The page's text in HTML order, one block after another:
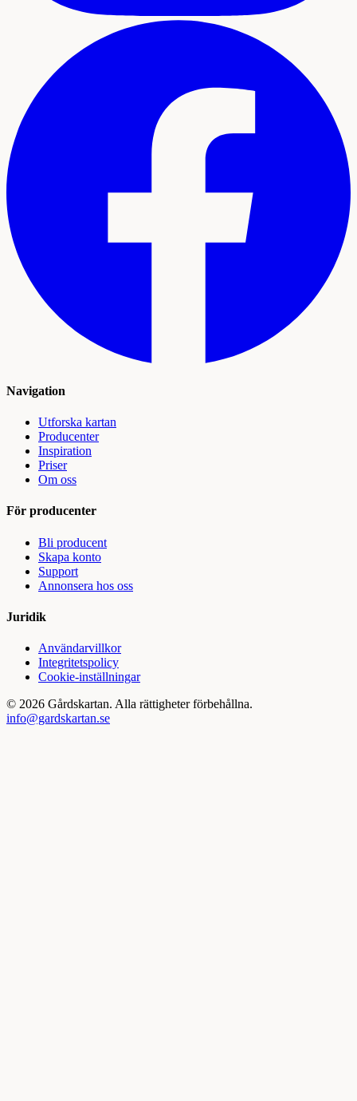
Navigation
Utforska kartan
Producenter
Inspiration
Priser
Om oss
För producenter
Bli producent
Skapa konto
Support
Annonsera hos oss
Juridik
Användarvillkor
Integritetspolicy
Cookie-inställningar
© 2026 Gårdskartan. Alla rättigheter förbehållna.
info@gardskartan.se